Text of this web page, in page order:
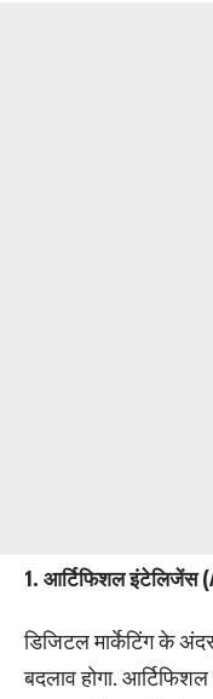
1. आर्टिफिशल
डिजिटल मार्केटिंग के
बदलाव होगा.